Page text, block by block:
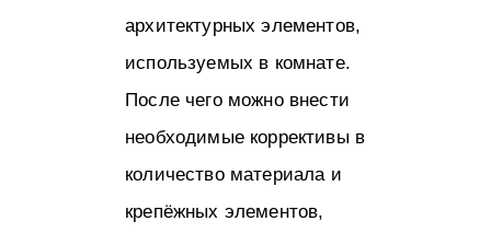
архитектурных элементов,
используемых в комнате.
После чего можно внести
необходимые коррективы в
количество материала и
крепёжных элементов,